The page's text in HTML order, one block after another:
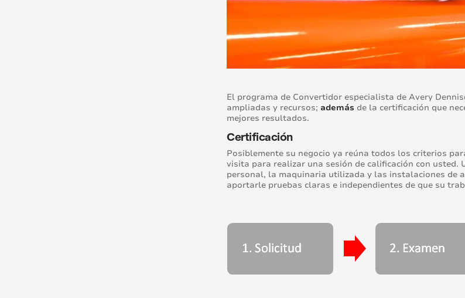
El programa de Convertidor especialista de Avery
ampliadas y recursos; además de la certificación que
mejores resultados.
Certificación
Posiblemente su negocio ya reúna todos los criterios
visita para realizar una sesión de calificación con usted.
personal, la maquinaria utilizada y las instalaciones de
aportarle pruebas claras e independientes de que su